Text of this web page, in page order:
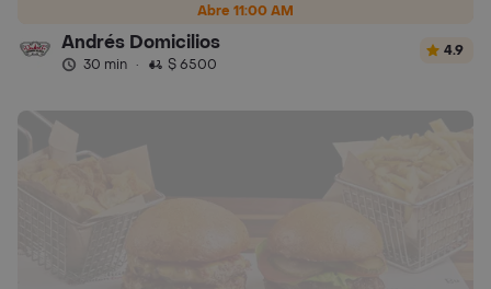
Abre 11:00 AM
Andrés Domicilios
30 min · $ 6500
4.9